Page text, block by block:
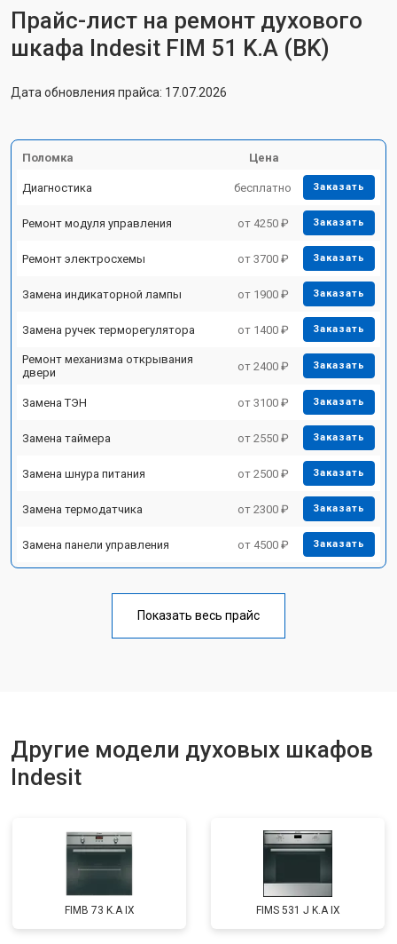
Прайс-лист на ремонт духового
шкафа Indesit FIM 51 K.A (BK)
Дата обновления прайса: 17.07.2026
Поломка Цена
Диагностика бесплатно Заказать
Ремонт модуля управления от 4250 ₽ Заказать
Ремонт электросхемы от 3700 ₽ Заказать
Замена индикаторной лампы от 1900 ₽ Заказать
Замена ручек терморегулятора от 1400 ₽ Заказать
Ремонт механизма открывания
двери
от 2400 ₽ Заказать
Замена ТЭН от 3100 ₽ Заказать
Замена таймера от 2550 ₽ Заказать
Замена шнура питания от 2500 ₽ Заказать
Замена термодатчика от 2300 ₽ Заказать
Замена панели управления от 4500 ₽ Заказать
Показать весь прайс
Другие модели духовых шкафов
Indesit
FIMB 73 K.A IX FIMS 531 J K.A IX